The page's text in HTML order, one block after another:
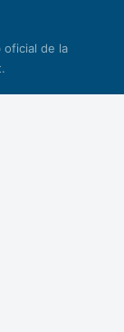
oficial de la